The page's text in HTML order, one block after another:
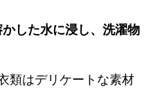
した水に浸し、洗濯物
類はデリケートな素材